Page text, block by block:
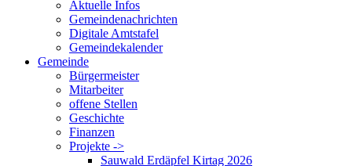
Aktuelle Infos
Gemeindenachrichten
Digitale Amtstafel
Gemeindekalender
Gemeinde
Bürgermeister
Mitarbeiter
offene Stellen
Geschichte
Finanzen
Projekte ->
Sauwald Erdäpfel Kirtag 2026